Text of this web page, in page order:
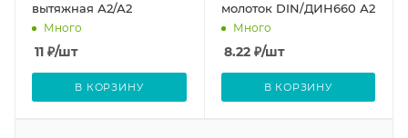
вытяжная А2/А2
Много
11 ₽/шт
В КОРЗИНУ
молоток DIN/ДИН660 А2
Много
8.22₽/шт
В КОРЗИНУ